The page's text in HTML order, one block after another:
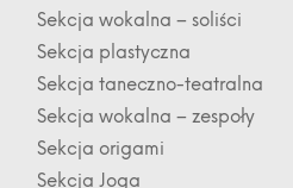
Sekcja wokalna – soliści
Sekcja plastyczna
Sekcja taneczno-teatralna
Sekcja wokalna – zespoły
Sekcja origami
Sekcja Joga